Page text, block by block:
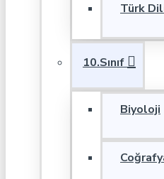
Türk
10.Sınıf
Biyoloji